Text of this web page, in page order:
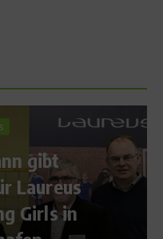
Reise &
„VARTA
tourt durch